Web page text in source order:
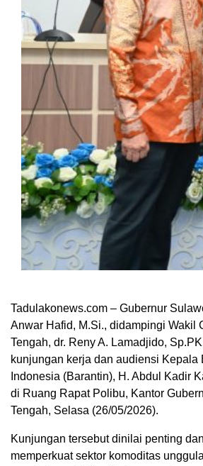
Tadulakonews.com – Gubernur
Anwar Hafid, M.Si., didampingi Wakil
Tengah, dr. Reny A. Lamadjido,
kunjungan kerja dan audiensi Kepala
Indonesia (Barantin), H. Abdul Kadir
di Ruang Rapat Polibu, Kantor
Tengah, Selasa (26/05/2026).
Kunjungan tersebut dinilai penting
memperkuat sektor komoditas